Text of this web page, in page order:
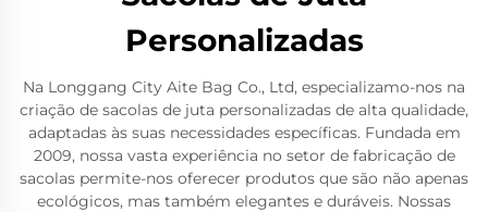
Personalizadas
Na Longgang City Aite Bag Co., Ltd, especializamo-nos na
criação de sacolas de juta personalizadas de alta qualidade,
adaptadas às suas necessidades específicas. Fundada em
2009, nossa vasta experiência no setor de fabricação de
sacolas permite-nos oferecer produtos que são não apenas
ecológicos, mas também elegantes e duráveis. Nossas